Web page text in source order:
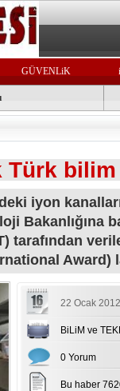
GÜVENLiK
bilim
iyon
Bakanlığına
tarafından
Award)
22 Ocak
BiLiM ve
0 Yorum
Bu haber